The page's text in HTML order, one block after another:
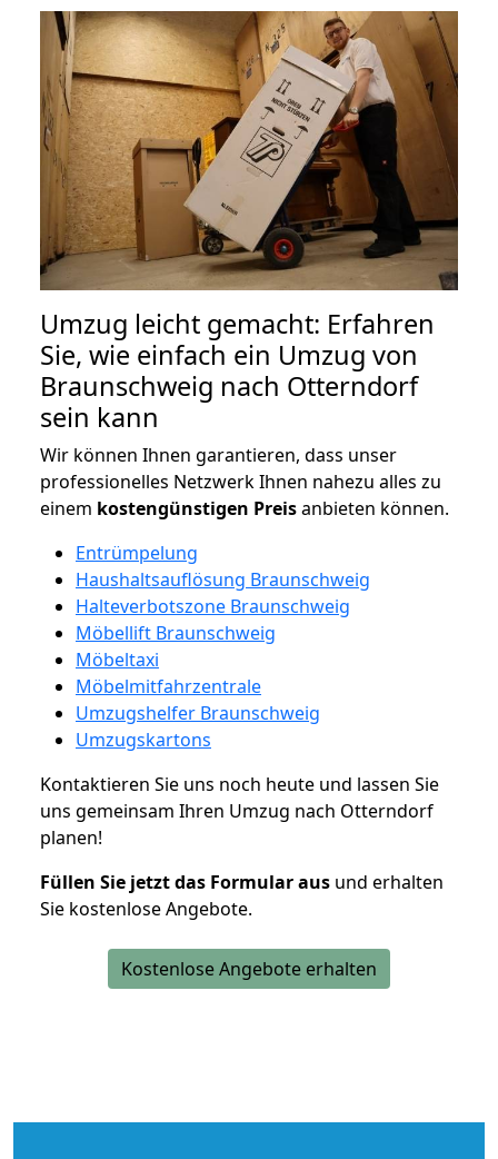
Umzug leicht gemacht: Erfahren
Sie, wie einfach ein Umzug von
Braunschweig nach Otterndorf
sein kann
Wir können Ihnen garantieren, dass unser
professionelles Netzwerk Ihnen nahezu alles zu
einem kostengünstigen Preisanbieten können.
Entrümpelung
Haushaltsauflösung Braunschweig
Halteverbotszone Braunschweig
Möbellift Braunschweig
Möbeltaxi
Möbelmitfahrzentrale
Umzugshelfer Braunschweig
Umzugskartons
Kontaktieren Sie uns noch heute und lassen Sie
uns gemeinsam Ihren Umzug nach Otterndorf
planen!
Füllen Sie jetzt das Formular aus und erhalten
Sie kostenlose Angebote.
Kostenlose Angebote erhalten